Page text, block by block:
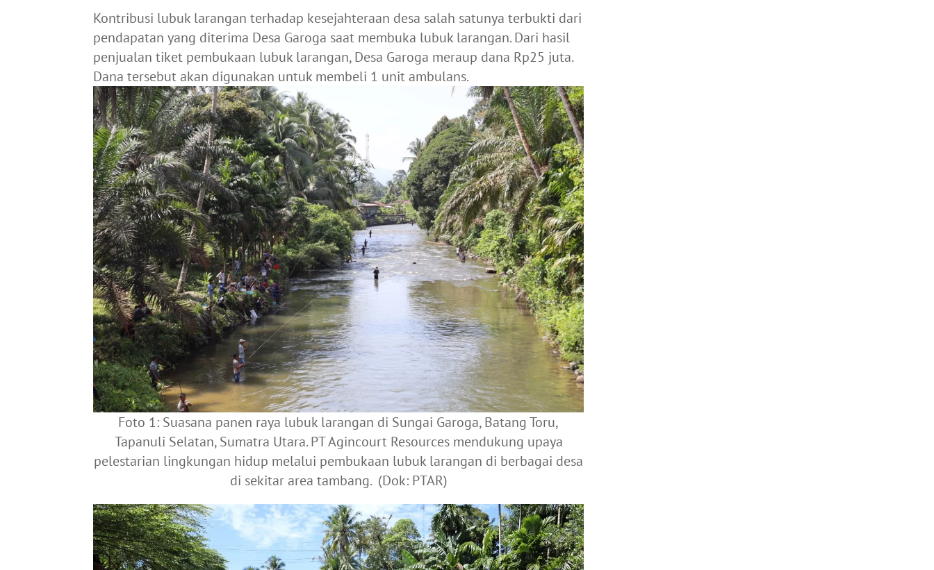
Kontribusi lubuk larangan terhadap kesejahteraan desa salah satunya terbukti dari
pendapatan yang diterima Desa Garoga saat membuka lubuk larangan. Dari hasil
penjualan tiket pembukaan lubuk larangan, Desa Garoga meraup dana Rp25 juta.
Dana tersebut akan digunakan untuk membeli 1 unit ambulans.
Foto 1: Suasana panen raya lubuk larangan di Sungai Garoga, Batang Toru,
Tapanuli Selatan, Sumatra Utara. PT Agincourt Resources mendukung upaya
pelestarian lingkungan hidup melalui pembukaan lubuk larangan di berbagai desa
di sekitar area tambang. (Dok: PTAR)